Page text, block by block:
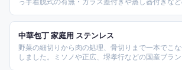
っ手着脱式の有無・ガラス蓋付きや蒸し器付きな
ら、味噌汁・煮物・ミルクパン用途の万能小鍋を
かる構成。
中華包丁 家庭用 ステンレス
野菜の細切りから肉の処理、骨切りまで一本でこ
しました。ミソノや正広、堺孝行などの国産ブラ